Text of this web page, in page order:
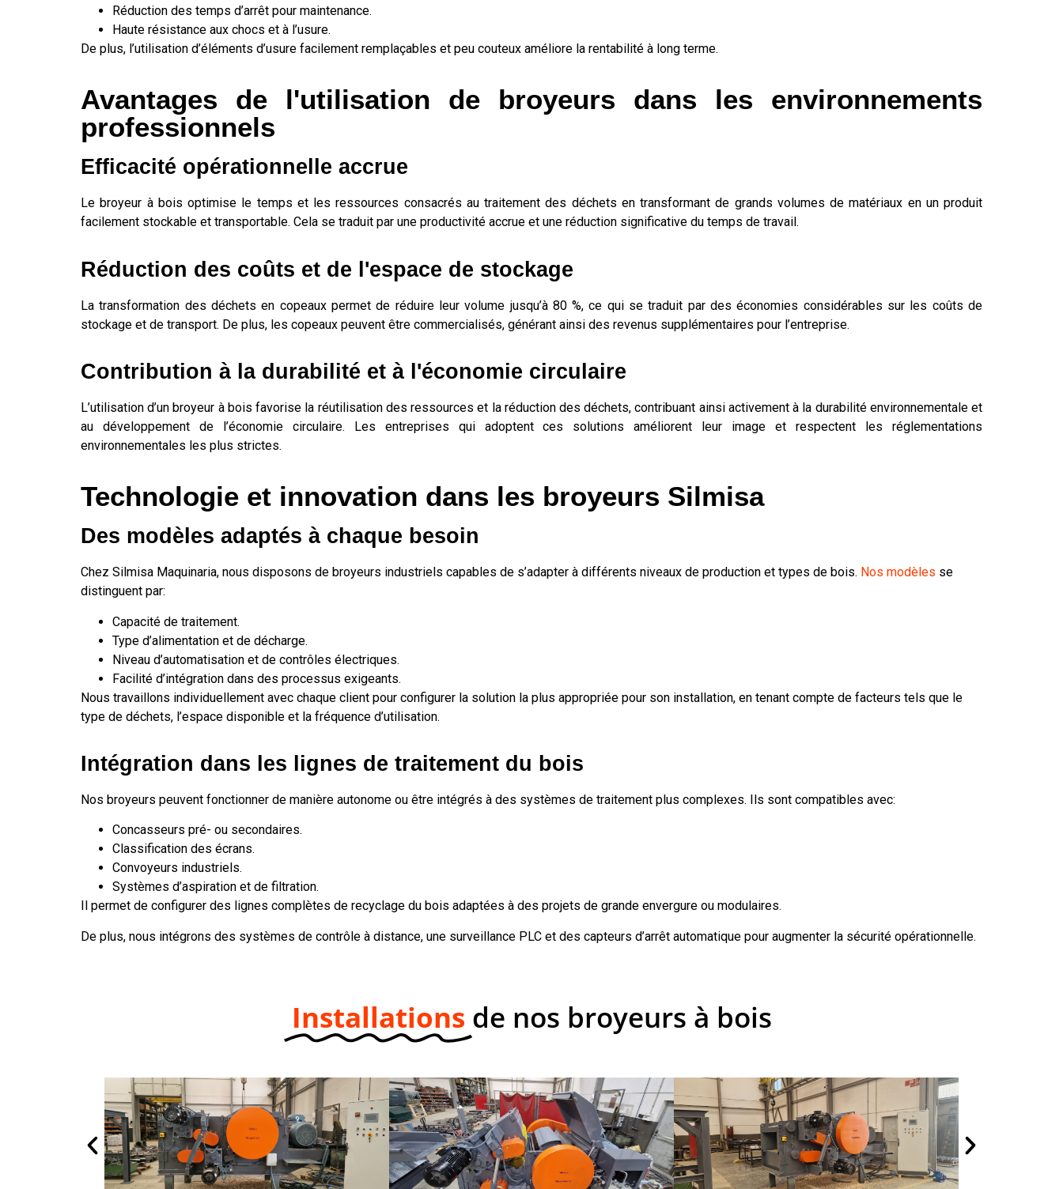
Réduction des temps d’arrêt pour maintenance.
Haute résistance aux chocs et à l’usure.
De plus, l’utilisation d’éléments d’usure facilement remplaçables et peu couteux améliore la rentabilité à long terme.
Avantages de l'utilisation de broyeurs dans les environnements
professionnels
Efficacité opérationnelle accrue
Le broyeur à bois optimise le temps et les ressources consacrés au traitement des déchets en transformant de grands volumes de matériaux en un produit
facilement stockable et transportable. Cela se traduit par une productivité accrue et une réduction significative du temps de travail.
Réduction des coûts et de l'espace de stockage
La transformation des déchets en copeaux permet de réduire leur volume jusqu’à 80 %, ce qui se traduit par des économies considérables sur les coûts de
stockage et de transport. De plus, les copeaux peuvent être commercialisés, générant ainsi des revenus supplémentaires pour l’entreprise.
Contribution à la durabilité et à l'économie circulaire
L’utilisation d’un broyeur à bois favorise la réutilisation des ressources et la réduction des déchets, contribuant ainsi activement à la durabilité environnementale et
au développement de l’économie circulaire. Les entreprises qui adoptent ces solutions améliorent leur image et respectent les réglementations
environnementales les plus strictes.
Technologie et innovation dans les broyeurs Silmisa
Des modèles adaptés à chaque besoin
Chez Silmisa Maquinaria, nous disposons de broyeurs industriels capables de s’adapter à différents niveaux de production et types de bois. Nos modèles se
distinguent par:
Capacité de traitement.
Type d’alimentation et de décharge.
Niveau d’automatisation et de contrôles électriques.
Facilité d’intégration dans des processus exigeants.
Nous travaillons individuellement avec chaque client pour configurer la solution la plus appropriée pour son installation, en tenant compte de facteurs tels que le
type de déchets, l’espace disponible et la fréquence d’utilisation.
Intégration dans les lignes de traitement du bois
Nos broyeurs peuvent fonctionner de manière autonome ou être intégrés à des systèmes de traitement plus complexes. Ils sont compatibles avec:
Concasseurs pré- ou secondaires.
Classification des écrans.
Convoyeurs industriels.
Systèmes d’aspiration et de filtration.
Il permet de configurer des lignes complètes de recyclage du bois adaptées à des projets de grande envergure ou modulaires.
De plus, nous intégrons des systèmes de contrôle à distance, une surveillance PLC et des capteurs d’arrêt automatique pour augmenter la sécurité opérationnelle.
Installations de nos broyeurs à bois